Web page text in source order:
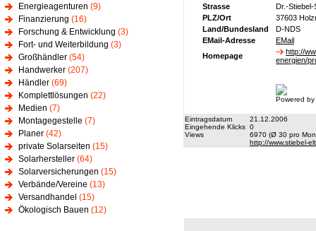
Energieagenturen (9)
Finanzierung (16)
Forschung & Entwicklung (3)
Fort- und Weiterbildung (3)
Großhändler (54)
Handwerker (207)
Händler (69)
Komplettlösungen (22)
Medien (7)
Montagegestelle (7)
Planer (42)
private Solarseiten (15)
Solarhersteller (64)
Solarversicherungen (15)
Verbände/Vereine (13)
Versandhandel (15)
Ökologisch Bauen (12)
Strasse
Dr.-
PLZ/Ort
37603
Land/Bundesland
D-NDS
EMail-Adresse
EMail
Homepage
http://
energien/
Powered
Eintragsdatum
21.12.2006
Eingehende Klicks 0
Views
6970 (Ø 30 pro
http://www.stiebel-